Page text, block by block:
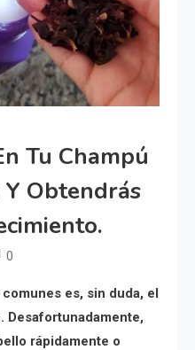
Tu Champú
Obtendrás
0
es, sin duda, el
Desafortunadamente,
rápidamente o